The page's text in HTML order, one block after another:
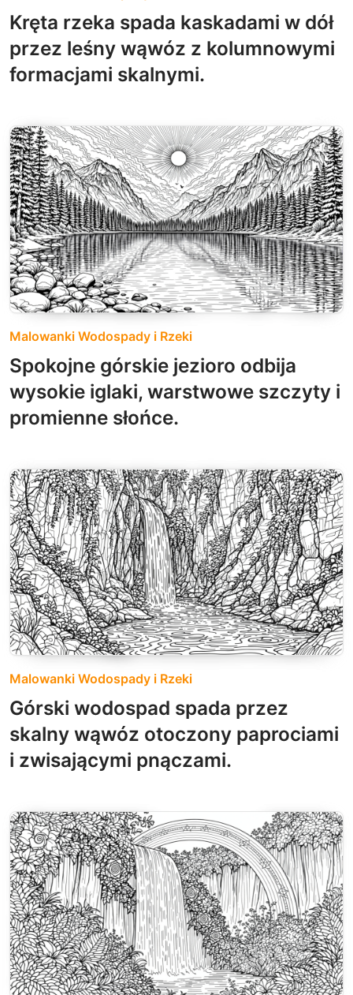
Kręta rzeka spada kaskadami w dół
przez leśny wąwóz z kolumnowymi
formacjami skalnymi.
Malowanki Wodospady i Rzeki
Spokojne górskie jezioro odbija
wysokie iglaki, warstwowe szczyty i
promienne słońce.
Malowanki Wodospady i Rzeki
Górski wodospad spada przez
skalny wąwóz otoczony paprociami
i zwisającymi pnączami.